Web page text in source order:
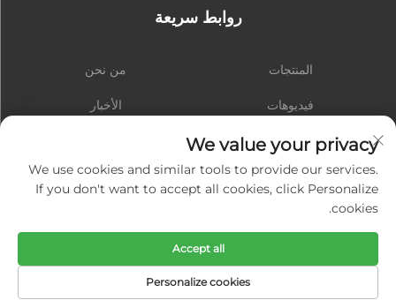
روابط سريعة
المنتجات من نحن
فيديوهات الأخبار
الاتصال
حقوق النشر © شيامن هونغشينغ هاردوير سبرينغ كو., المحدودة. جميع الحقوق محفوظة
-
سياسة الخصوصية
We value your privacy
We use cookies and similar tools to provide our services.
If you don't want to accept all cookies, click Personalize
cookies.
Personalize cookies
Accept all